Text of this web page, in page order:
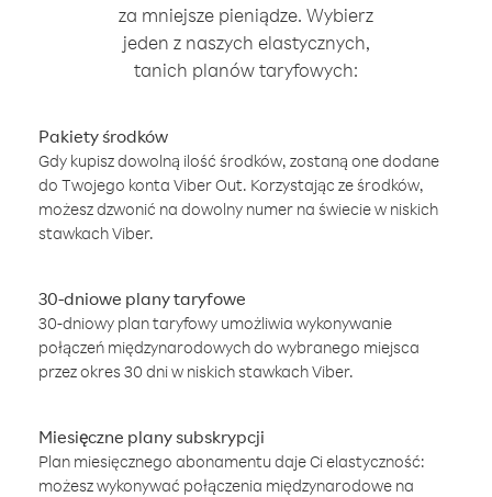
za mniejsze pieniądze. Wybierz
jeden z naszych elastycznych,
tanich planów taryfowych:
Pakiety środków
Gdy kupisz dowolną ilość środków, zostaną one dodane
do Twojego konta Viber Out. Korzystając ze środków,
możesz dzwonić na dowolny numer na świecie w niskich
stawkach Viber.
30-dniowe plany taryfowe
30-dniowy plan taryfowy umożliwia wykonywanie
połączeń międzynarodowych do wybranego miejsca
przez okres 30 dni w niskich stawkach Viber.
Miesięczne plany subskrypcji
Plan miesięcznego abonamentu daje Ci elastyczność:
możesz wykonywać połączenia międzynarodowe na